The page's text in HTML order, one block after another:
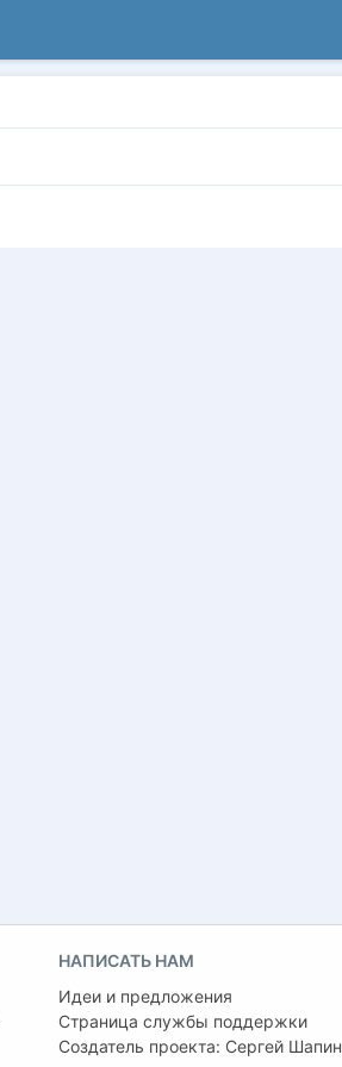
НАПИСАТЬ НАМ
Идеи и предложения
Страница службы поддержки
Создатель проекта: Сергей Шапин